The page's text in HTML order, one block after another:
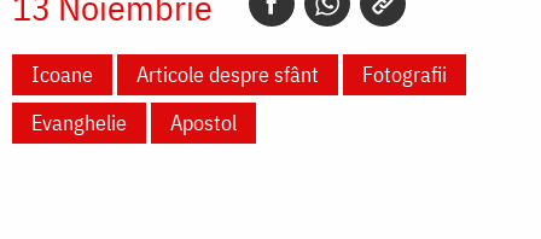
Icoane Articole despre sfânt
Fotografii
Evanghelie
Apostol